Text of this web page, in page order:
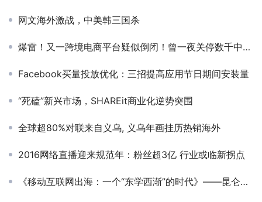
网文海外激战，中美韩三国杀
爆雷！又一跨境电商平台疑似倒闭！曾一夜关停数千中国卖家
Facebook买量投放优化：三招提高应用节日期间安装量
“死磕”新兴市场，SHAREit商业化逆势突围
全球超80%对联来自义乌, 义乌年画挂历热销海外
2016网络直播迎来规范年：粉丝超3亿 行业或临新拐点
《移动互联网出海：一个“东学西渐”的时代》——昆仑万维-CEO-方汉